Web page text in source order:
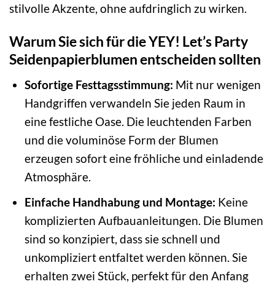
stilvolle Akzente, ohne aufdringlich zu wirken.
Warum Sie sich für die YEY! Let’s Party
Seidenpapierblumen entscheiden sollten
Sofortige Festtagsstimmung: Mit nur wenigen
Handgriffen verwandeln Sie jeden Raum in
eine festliche Oase. Die leuchtenden Farben
und die voluminöse Form der Blumen
erzeugen sofort eine fröhliche und einladende
Atmosphäre.
Einfache Handhabung und Montage: Keine
komplizierten Aufbauanleitungen. Die Blumen
sind so konzipiert, dass sie schnell und
unkompliziert entfaltet werden können. Sie
erhalten zwei Stück, perfekt für den Anfang